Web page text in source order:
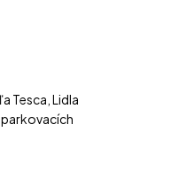
Tesca, Lidla